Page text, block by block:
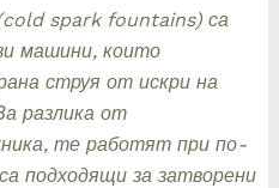
spark fountains) са
машини, които
струя от искри на
разлика от
те работят при по-
подходящи за затворени